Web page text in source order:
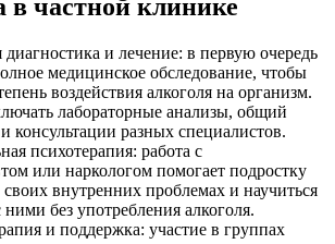
в частной клинике
и лечение: в первую очередь
медицинское обследование, чтобы
воздействия алкоголя на организм.
лабораторные анализы, общий
консультации разных специалистов.
психотерапия: работа с
или наркологом помогает подростку
своих внутренних проблемах и научиться
ними без употребления алкоголя.
и поддержка: участие в группах